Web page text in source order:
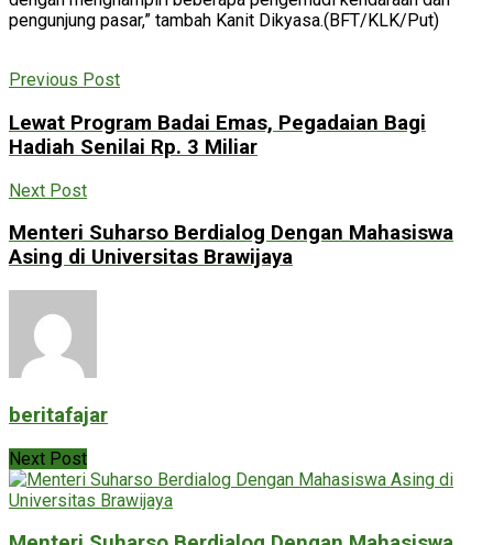
pengunjung pasar,” tambah Kanit Dikyasa.(BFT/KLK/Put)
Previous Post
Lewat Program Badai Emas, Pegadaian Bagi
Hadiah Senilai Rp. 3 Miliar
Next Post
Menteri Suharso Berdialog Dengan Mahasiswa
Asing di Universitas Brawijaya
beritafajar
Next Post